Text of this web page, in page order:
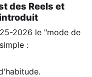
des Reels et
2026 le "mode de
: